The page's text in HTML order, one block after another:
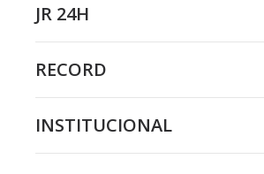
JR 24H
RECORD
INSTITUCIONAL